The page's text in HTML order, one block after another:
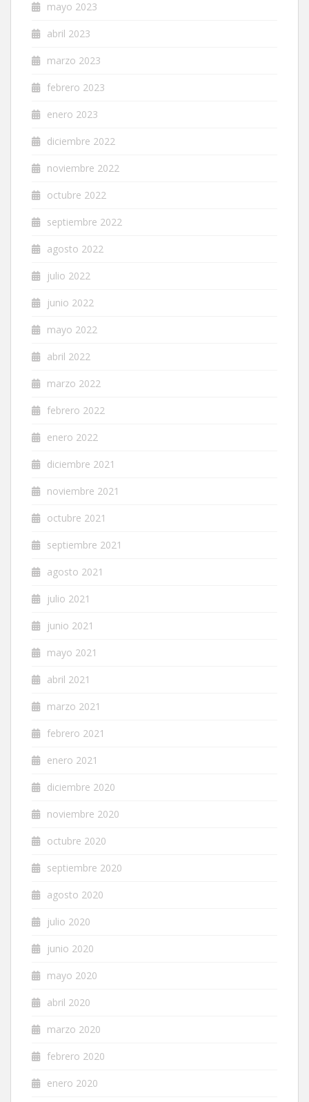
mayo 2023
abril 2023
marzo 2023
febrero 2023
enero 2023
diciembre 2022
noviembre 2022
octubre 2022
septiembre 2022
agosto 2022
julio 2022
junio 2022
mayo 2022
abril 2022
marzo 2022
febrero 2022
enero 2022
diciembre 2021
noviembre 2021
octubre 2021
septiembre 2021
agosto 2021
julio 2021
junio 2021
mayo 2021
abril 2021
marzo 2021
febrero 2021
enero 2021
diciembre 2020
noviembre 2020
octubre 2020
septiembre 2020
agosto 2020
julio 2020
junio 2020
mayo 2020
abril 2020
marzo 2020
febrero 2020
enero 2020